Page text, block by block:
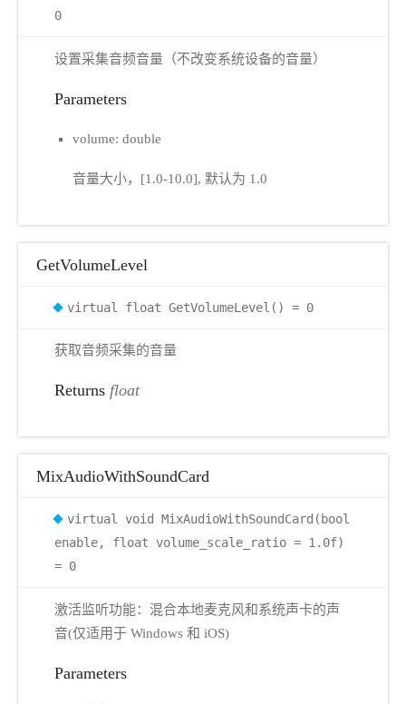
0
设置采集音频音量（不改变系统设备的音量）
Parameters
volume: double
音量大小，[1.0-10.0], 默认为 1.0
GetVolumeLevel
virtual float GetVolumeLevel() = 0
获取音频采集的音量
Returns float
MixAudioWithSoundCard
virtual void MixAudioWithSoundCard(bool
enable, float volume_scale_ratio = 1.0f)
= 0
激活监听功能：混合本地麦克风和系统声卡的声
音(仅适用于 Windows 和 iOS)
Parameters